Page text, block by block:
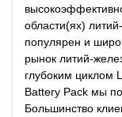
области(ях)
популярен и
рынок литий-
глубоким циклом
Battery Pack мы
Большинство